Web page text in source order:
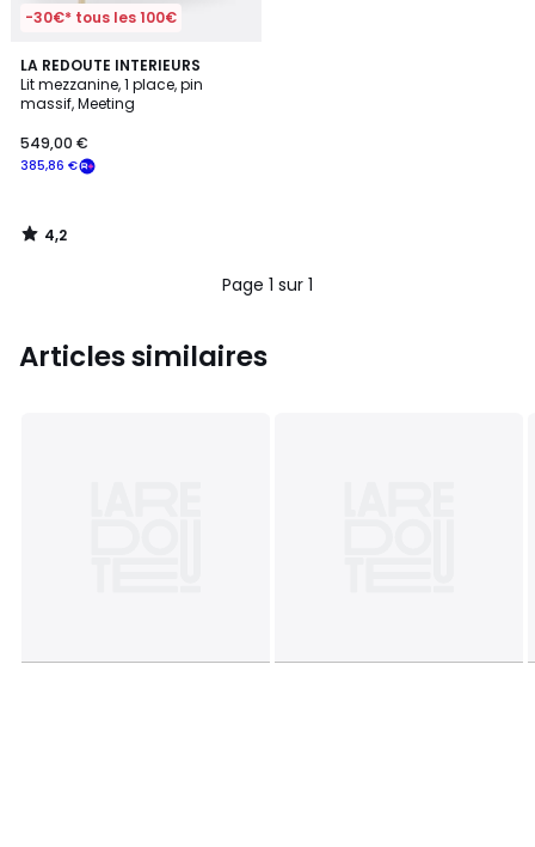
-30€* tous les 100€
LA REDOUTE INTERIEURS
Lit mezzanine, 1 place, pin
massif, Meeting
385,86 €
549,00 €
4,2
/ 5
4,2
/
Page 1 sur 1
Articles similaires